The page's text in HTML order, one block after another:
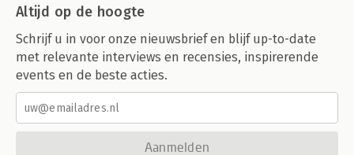
Altijd op de hoogte
Schrijf u in voor onze nieuwsbrief en blijf up-to-date
met relevante interviews en recensies, inspirerende
events en de beste acties.
Aanmelden